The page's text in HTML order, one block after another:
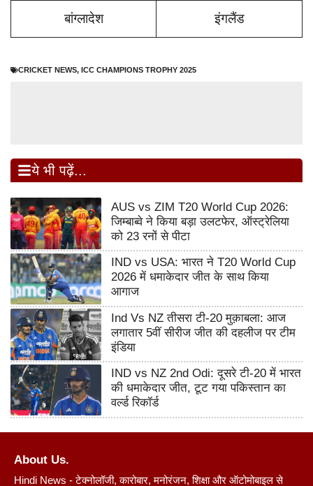
बांग्लादेश इंगलैंड
CRICKET NEWS, ICC CHAMPIONS TROPHY 2025
ये भी पढ़ें...
AUS vs ZIM T20 World Cup 2026:
जिम्बाब्वे ने किया बड़ा उलटफेर, ऑस्ट्रेलिया
को 23 रनों से पीटा
IND vs USA: भारत ने T20 World Cup
2026 में धमाकेदार जीत के साथ किया
आगाज
Ind Vs NZ तीसरा टी-20 मुक़ाबला: आज
लगातार 5वीं सीरीज जीत की दहलीज पर टीम
इंडिया
IND vs NZ 2nd Odi: दूसरे टी-20 में भारत
की धमाकेदार जीत, टूट गया पकिस्तान का
वर्ल्ड रिकॉर्ड
About Us.
Hindi News - टेक्नोलॉजी, कारोबार, मनोरंजन, शिक्षा और ऑटोमोबाइल से